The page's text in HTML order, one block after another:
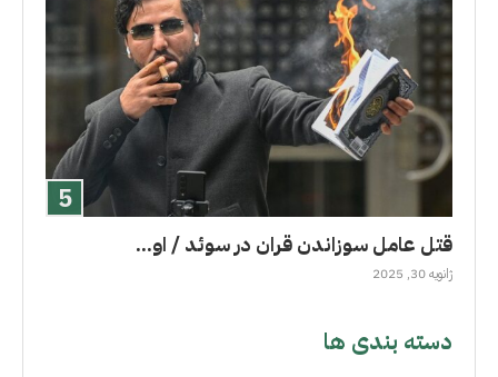
قتل عامل سوزاندن قران در سوئد / او...
ژانویه 30, 2025
دسته بندی ها